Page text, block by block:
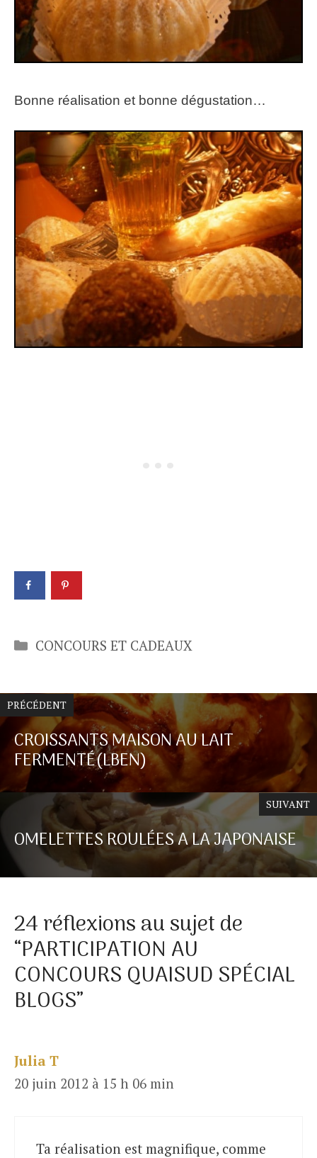
Bonne réalisation et bonne dégustation…
Catégories
CONCOURS ET CADEAUX
PRÉCÉDENT
CROISSANTS MAISON AU LAIT
FERMENTÉ(LBEN)
SUIVANT
OMELETTES ROULÉES A LA JAPONAISE
24 réflexions au sujet de
“PARTICIPATION AU
CONCOURS QUAISUD SPÉCIAL
BLOGS”
Julia T
20 juin 2012 à 15 h 06 min
Ta réalisation est magnifique, comme